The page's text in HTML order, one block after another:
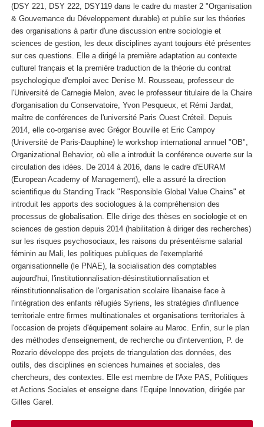
(DSY 221, DSY 222, DSY119 dans le cadre du master 2 "Organisation
& Gouvernance du Développement durable) et publie sur les théories
des organisations à partir d'une discussion entre sociologie et
sciences de gestion, les deux disciplines ayant toujours été présentes
sur ces questions. Elle a dirigé la première adaptation au contexte
culturel français et la première traduction de la théorie du contrat
psychologique d'emploi avec Denise M. Rousseau, professeur de
l'Université de Carnegie Melon, avec le professeur titulaire de la Chaire
d'organisation du Conservatoire, Yvon Pesqueux, et Rémi Jardat,
maître de conférences de l'université Paris Ouest Créteil. Depuis
2014, elle co-organise avec Grégor Bouville et Eric Campoy
(Université de Paris-Dauphine) le workshop international annuel "OB",
Organizational Behavior, où elle a introduit la conférence ouverte sur la
circulation des idées. De 2014 à 2016, dans le cadre d'EURAM
(European Academy of Management), elle a assuré la direction
scientifique du Standing Track "Responsible Global Value Chains" et
introduit les apports des sociologues à la compréhension des
processus de globalisation. Elle dirige des thèses en sociologie et en
sciences de gestion depuis 2014 (habilitation à diriger des recherches)
sur les risques psychosociaux, les raisons du présentéisme salarial
féminin au Mali, les politiques publiques de l'exemplarité
organisationnelle (le PNAE), la socialisation des comptables
aujourd'hui, l'institutionnalisation-désinstitutionnalisation et
réinstitutionnalisation de l'organisation scolaire libanaise face à
l'intégration des enfants réfugiés Syriens, les stratégies d'influence
territoriale entre firmes multinationales et organisations territoriales à
l'occasion de projets d'équipement solaire au Maroc. Enfin, sur le plan
des méthodes d'enseignement, de recherche ou d'intervention, P. de
Rozario développe des projets de triangulation des données, des
outils, des disciplines en sciences humaines et sociales, des
chercheurs, des contextes. Elle est membre de l'Axe PAS, Politiques
et Actions Sociales et enseigne dans l'Equipe Innovation, dirigée par
Gilles Garel.